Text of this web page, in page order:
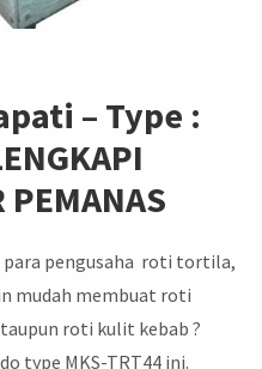
– Type :
PEMANAS
para pengusaha roti tortila,
mudah membuat roti
roti kulit kebab ?
type MKS-TRT44 ini.